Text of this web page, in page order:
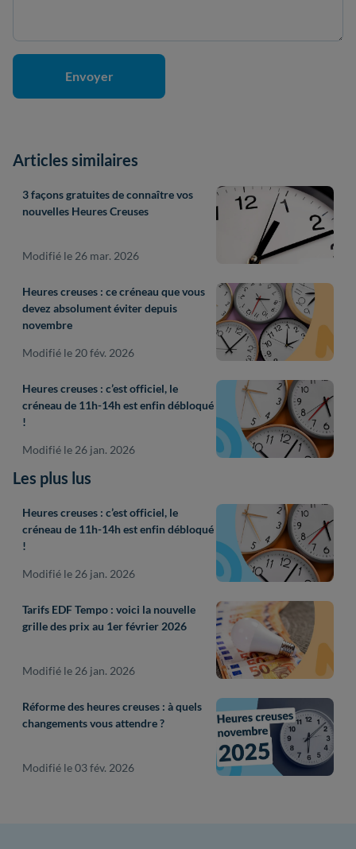
Articles similaires
3 façons gratuites de connaître vos
nouvelles Heures Creuses
Modifié le 26 mar. 2026
Heures creuses : ce créneau que vous
devez absolument éviter depuis
novembre
Modifié le 20 fév. 2026
Heures creuses : c’est officiel, le
créneau de 11h-14h est enfin débloqué
!
Modifié le 26 jan. 2026
Les plus lus
Heures creuses : c’est officiel, le
créneau de 11h-14h est enfin débloqué
!
Modifié le 26 jan. 2026
Tarifs EDF Tempo : voici la nouvelle
grille des prix au 1er février 2026
Modifié le 26 jan. 2026
Réforme des heures creuses : à quels
changements vous attendre ?
Modifié le 03 fév. 2026